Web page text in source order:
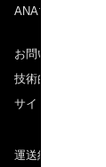
ANAマイレージク
お問い合わせ
技術的なお問い
サイトマップ
運送約款